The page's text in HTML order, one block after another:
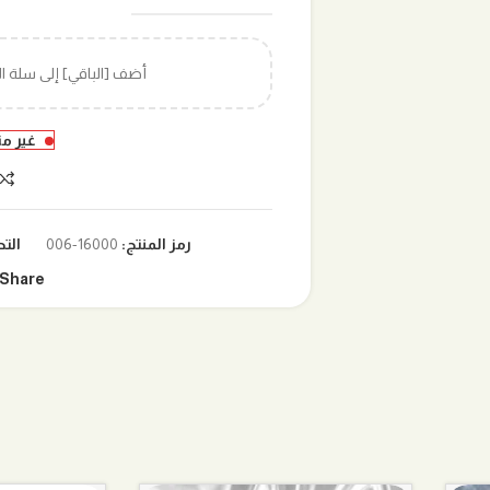
أضف [الباقي] إلى
غير
رمز المنتج: 16000-006
Share: